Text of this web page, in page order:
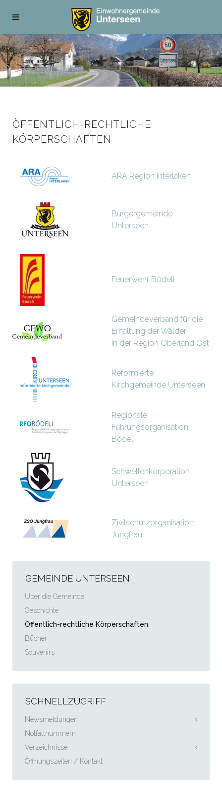
ÖFFENTLICH-RECHTLICHE
KÖRPERSCHAFTEN
ARA Region Interlaken
Burgergemeinde
Unterseen
Feuerwehr Bödeli
Gemeindeverband für die
Erhaltung der Wälder
in der Region Oberland Ost
Reformierte
Kirchgemeinde Unterseen
Regionale
Führungsorganisation
Bödeli
Schwellenkorporation
Unterseen
Zivilschutzorganisation
Jungfrau
GEMEINDE UNTERSEEN
Über die Gemeinde
Geschichte
Öffentlich-rechtliche Körperschaften
Bücher
Souvenirs
SCHNELLZUGRIFF
Newsmeldungen
Notfallnummern
Verzeichnisse
Öffnungszeiten / Kontakt